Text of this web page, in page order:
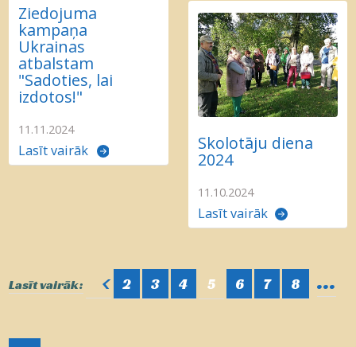
Ziedojuma
kampaņa
Ukrainas
atbalstam
"Sadoties, lai
izdotos!"
11.11.2024
Lasīt vairāk Skolotāju diena
2024
11.10.2024
Lasīt vairāk
Lasīt vairāk: < 2 3 4 5 6 7 8 ...